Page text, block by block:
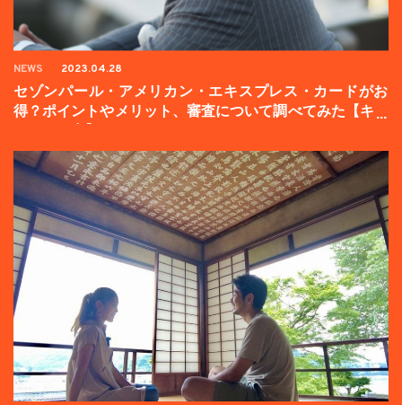
NEWS 2023.04.28
セゾンパール・アメリカン・エキスプレス・カードがお
得？ポイントやメリット、審査について調べてみた【キャ